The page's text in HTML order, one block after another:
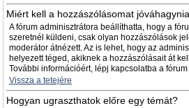
Miért kell a hozzászólásomat
A fórum adminisztrátora beállíthatta, hogy a
szeretnél küldeni, csak olyan hozzászólások
moderátor átnézett. Az is lehet, hogy az
helyezett téged, akiknek a hozzászólásait át
További információért, lépj kapcsolatba a
Vissza a tetejére
Hogyan ugraszthatok előre egy témát?